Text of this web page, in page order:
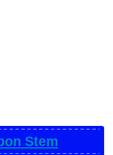
Stem